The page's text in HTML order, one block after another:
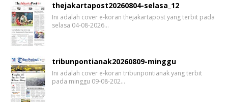
thejakartapost20260804-selasa_12
Ini adalah cover e-koran thejakartapost yang terbit pada
selasa 04-08-2026…
tribunpontianak20260809-minggu
Ini adalah cover e-koran tribunpontianak yang terbit
pada minggu 09-08-202…